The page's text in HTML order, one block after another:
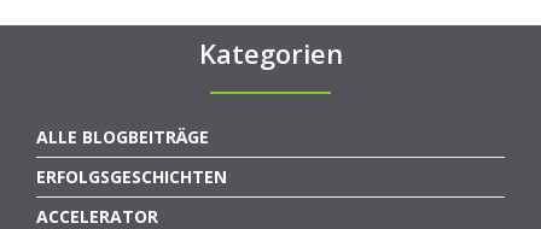
Kategorien
ALLE BLOGBEITRÄGE
ERFOLGSGESCHICHTEN
ACCELERATOR